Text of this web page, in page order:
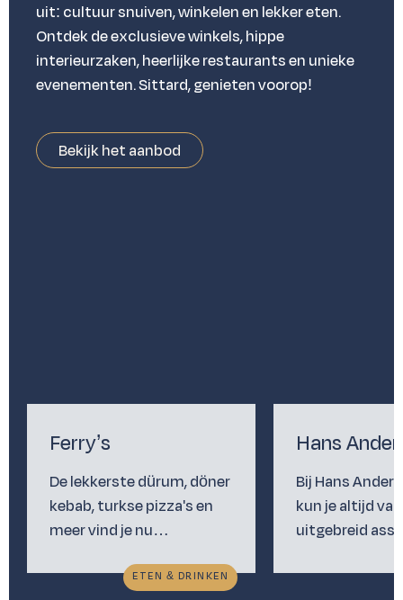
uit: cultuur snuiven, winkelen en lekker eten.
Ontdek de exclusieve winkels, hippe
interieurzaken, heerlijke restaurants en unieke
evenementen. Sittard, genieten voorop!
Bekijk het aanbod
Ferry’s
De lekkerste dürum, döner
kebab, turkse pizza's en
meer vind je nu…
ETEN & DRINKEN
Hans
Bij Hans
kun je altijd
uitgebreid